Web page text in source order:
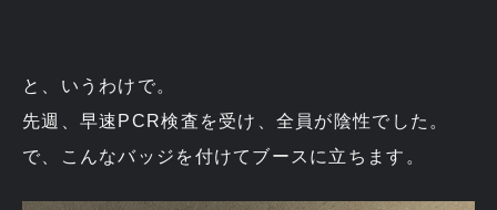
と、いうわけで。
先週、早速PCR検査を受け、全員が陰性でした。
で、こんなバッジを付けてブースに立ちます。